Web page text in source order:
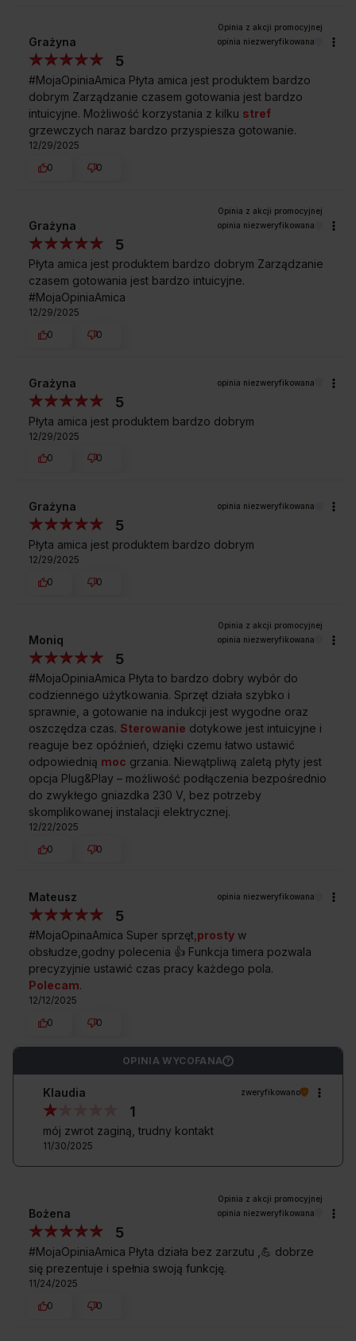
Grażyna opinia niezweryfikowana
5
#MojaOpiniaAmica Płyta amica jest produktem bardzo
dobrym Zarządzanie czasem gotowania jest bardzo
intuicyjne. Możliwość korzystania z kilku stref
grzewczych naraz bardzo przyspiesza gotowanie.
12/29/2025
0
0
Grażyna opinia niezweryfikowana
5
Płyta amica jest produktem bardzo dobrym Zarządzanie
czasem gotowania jest bardzo intuicyjne.
#MojaOpiniaAmica
12/29/2025
0
0
Grażyna opinia niezweryfikowana
5
Płyta amica jest produktem bardzo dobrym
12/29/2025
0
0
Grażyna opinia niezweryfikowana
5
Płyta amica jest produktem bardzo dobrym
12/29/2025
0
0
Moniq opinia niezweryfikowana
5
#MojaOpiniaAmica Płyta to bardzo dobry wybór do
codziennego użytkowania. Sprzęt działa szybko i
sprawnie, a gotowanie na indukcji jest wygodne oraz
oszczędza czas. Sterowanie dotykowe jest intuicyjne i
reaguje bez opóźnień, dzięki czemu łatwo ustawić
odpowiednią moc grzania. Niewątpliwą zaletą płyty jest
opcja Plug&Play – możliwość podłączenia bezpośrednio
do zwykłego gniazdka 230 V, bez potrzeby
skomplikowanej instalacji elektrycznej.
12/22/2025
0
0
Mateusz opinia niezweryfikowana
5
#MojaOpinaAmica Super sprzęt, prosty w
obsłudze,godny polecenia 👍️ Funkcja timera pozwala
precyzyjnie ustawić czas pracy każdego pola.
Polecam.
12/12/2025
0
0
OPINIA WYCOFANA ?
Klaudia zweryfikowano
1
mój zwrot zaginą, trudny kontakt
11/30/2025
Bożena opinia niezweryfikowana
5
#MojaOpiniaAmica Płyta działa bez zarzutu ,💪 dobrze
się prezentuje i spełnia swoją funkcję.
11/24/2025
0
0